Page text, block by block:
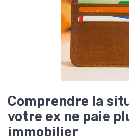
Comprendre la
votre ex ne paie
immobilier